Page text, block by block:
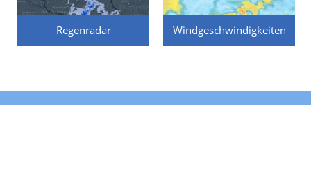
Regenradar Windgeschwindigkeiten